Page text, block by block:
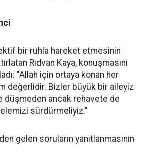
bir ruhla hareket etmesinin
Rıdvan Kaya, konuşmasını
"Allah için ortaya konan her
değerlidir. Bizler büyük bir aileyiz
düşmeden ancak rehavete de
sürdürmeliyiz."
gelen soruların yanıtlanmasının